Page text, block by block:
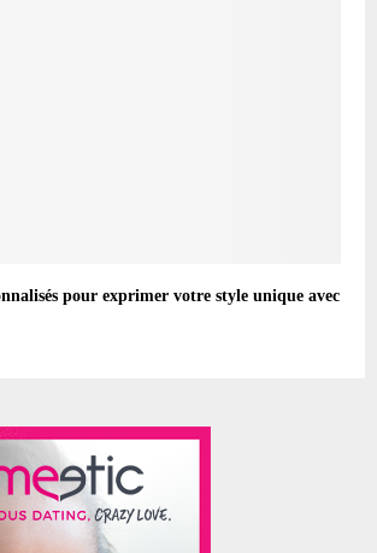
pour exprimer votre style unique avec